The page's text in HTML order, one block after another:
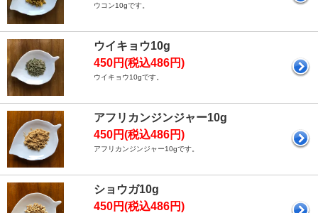
ウコン10gです。
ウイキョウ10g
450円(税込486円)
ウイキョウ10gです。
アフリカンジンジャー10g
450円(税込486円)
アフリカンジンジャー10gです。
ショウガ10g
450円(税込486円)